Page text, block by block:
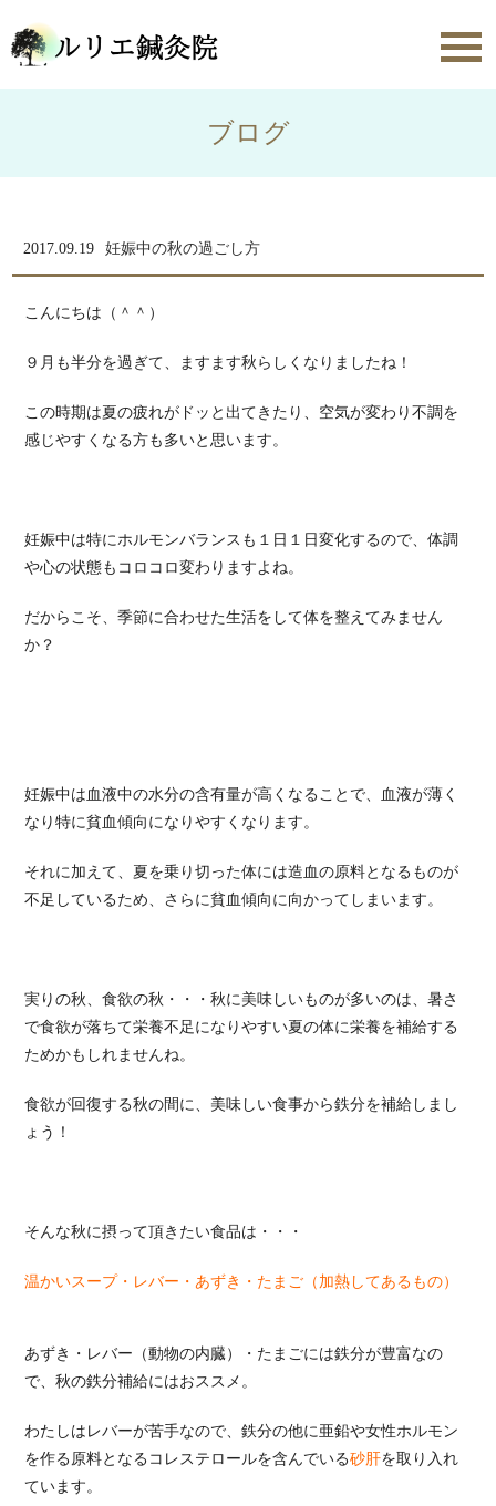
ブログ
2017.09.19 妊娠中の秋の過ごし方
こんにちは（＾＾）
９月も半分を過ぎて、ますます秋らしくなりましたね！
この時期は夏の疲れがドッと出てきたり、空気が変わり不調を
感じやすくなる方も多いと思います。
妊娠中は特にホルモンバランスも１日１日変化するので、体調
や心の状態もコロコロ変わりますよね。
だからこそ、季節に合わせた生活をして体を整えてみません
か？
妊娠中は血液中の水分の含有量が高くなることで、血液が薄く
なり特に貧血傾向になりやすくなります。
それに加えて、夏を乗り切った体には造血の原料となるものが
不足しているため、さらに貧血傾向に向かってしまいます。
実りの秋、食欲の秋・・・秋に美味しいものが多いのは、暑さ
で食欲が落ちて栄養不足になりやすい夏の体に栄養を補給する
ためかもしれませんね。
食欲が回復する秋の間に、美味しい食事から鉄分を補給しまし
ょう！
そんな秋に摂って頂きたい食品は・・・
温かいスープ・レバー・あずき・たまご（加熱してあるもの）
あずき・レバー（動物の内臓）・たまごには鉄分が豊富なの
で、秋の鉄分補給にはおススメ。
わたしはレバーが苦手なので、鉄分の他に亜鉛や女性ホルモン
を作る原料となるコレステロールを含んでいる砂肝を取り入れ
ています。